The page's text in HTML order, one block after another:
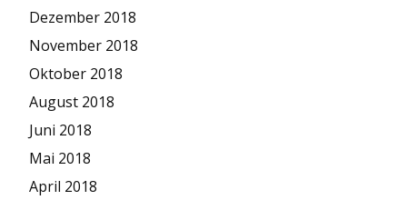
Dezember 2018
November 2018
Oktober 2018
August 2018
Juni 2018
Mai 2018
April 2018